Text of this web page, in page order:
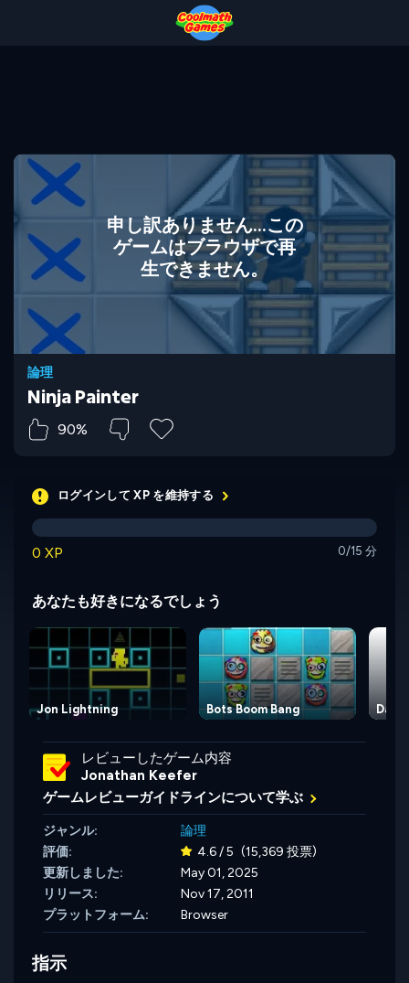
申し訳ありません...この
ゲームはブラウザで再
生できません。
論理
Ninja Painter
90%
ログインして XP を維持する
0 XP 0/15 分
あなたも好きになるでしょう
Jon Lightning Bots Boom Bang
レビューしたゲーム内容
Jonathan Keefer
ゲームレビューガイドラインについて学ぶ
ジャンル:
論理
評価:
4.6 / 5 (15,369 投票)
更新しました:
May 01, 2025
リリース:
Nov 17, 2011
プラットフォーム:
Browser
指示